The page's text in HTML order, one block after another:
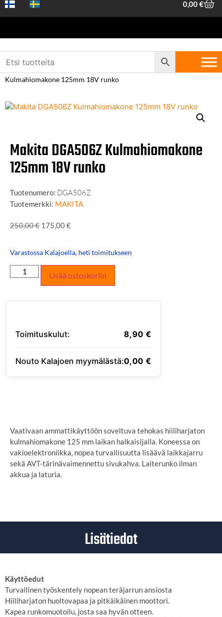
0,00€
Etusivu Koneet ja työkalut
/ Makita DGA506Z
Kulmahiomakone 125mm 18V runko
Makita DGA506Z Kulmahiomakone
125mm 18V runko
Tuotenumero: DGA506Z
Tuotemerkki: MAKITA
250,00€ 175,00€
Varastossa Kalajoella, heti toimitukseen
Lisää ostoskoriin
Toimituskulut: 8,90 €
Nouto Kalajoen myymälästä:0,00 €
Vaativaan ammattikäyttöön soveltuva tehokas hiiliharjaton
kulmahiomakone 125 mm laikan halkaisijalla. Koneessa on
vakioelektroniikka, nopea turvallisuutta lisäävä laikkajarru
sekä AVT-tärinävaimennettu sivukahva. Laiterunko ilman
akkua ja laturia.
Lisätiedot
Käyttöedut
Turvallinen työskentely nopean teräjarrun ansiosta
Hiiliharjaton huoltovapaa ja pitkäikäinen moottori.
Kapea runkomuotoilu, josta saa hyvän otteen.